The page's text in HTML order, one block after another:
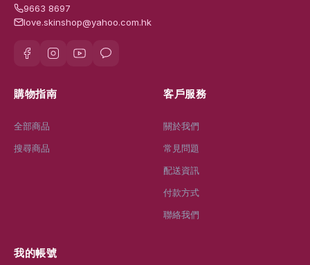
9663 8697
love.skinshop@yahoo.com.hk
購物指南
全部商品
搜尋商品
客戶服務
關於我們
常見問題
配送資訊
付款方式
聯絡我們
我的帳號